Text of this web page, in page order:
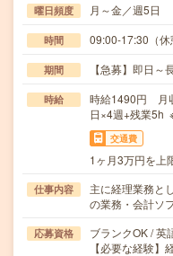
曜日頻度 月～金／週5日
時間 09:00-17:30（休
期間 【急募】即日
時給
時給1490円 月
日×4週+残業5h
交通費
1ヶ月3万円を上
仕事内容
主に経理業務と
の業務・会計ソ
応募資格
ブランクOK / 英
【必要な経験